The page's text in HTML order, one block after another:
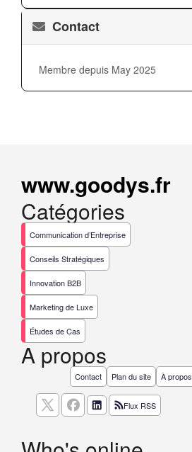
Contact
Membre depuis May 2025
www.goodys.fr
Catégories
Communication d’Entreprise
Conseils Stratégiques
Innovation B2B
Marketing de Luxe
Études de Cas
A propos
Contact Plan du site À propos
Flux RSS